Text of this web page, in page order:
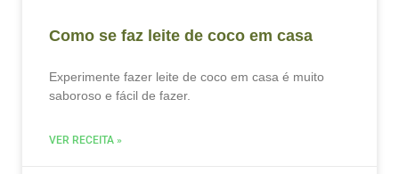
Como se faz leite de coco em casa
Experimente fazer leite de coco em casa é muito
saboroso e fácil de fazer.
VER RECEITA »